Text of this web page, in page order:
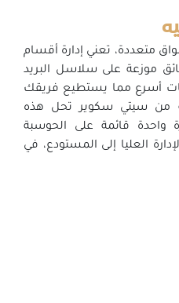
متعددة، تعني إدارة أقسام
موزعة على سلاسل البريد
أسرع مما يستطيع فريقك
من سيتي سكوير تحل هذه
واحدة قائمة على الحوسبة
العليا إلى المستودع، في